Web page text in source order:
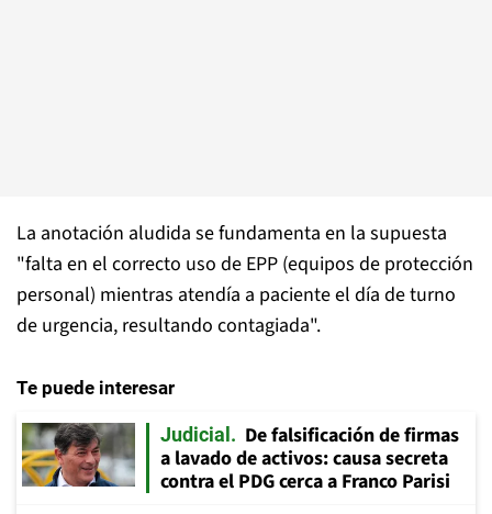
La anotación aludida se fundamenta en la supuesta
"falta en el correcto uso de EPP (equipos de protección
personal) mientras atendía a paciente el día de turno
de urgencia, resultando contagiada".
Te puede interesar
Judicial
De falsificación de firmas
a lavado de activos: causa secreta
contra el PDG cerca a Franco Parisi